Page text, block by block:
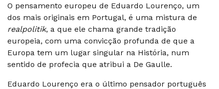
O pensamento europeu de Eduardo Lourenço, um
dos mais originais em Portugal, é uma mistura de
realpolitik, a que ele chama grande tradição
europeia, com uma convicção profunda de que a
Europa tem um lugar singular na História, num
sentido de profecia que atribui a De Gaulle.
Eduardo Lourenço era o último pensador português